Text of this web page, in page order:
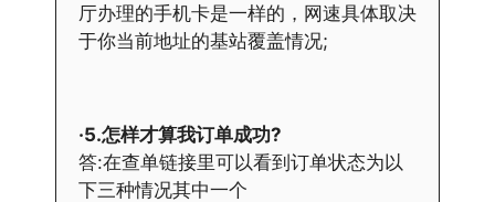
厅办理的手机卡是一样的，网速具体取决
于你当前地址的基站覆盖情况;
·5.怎样才算我订单成功?
答:在查单链接里可以看到订单状态为以
下三种情况其中一个